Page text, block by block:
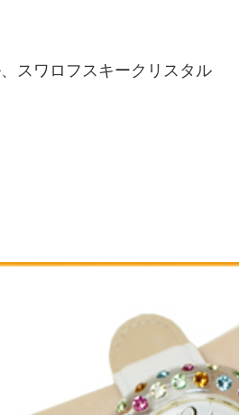
スワロフスキークリスタル